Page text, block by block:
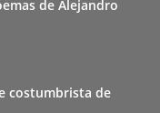
de Alejandro
costumbrista de